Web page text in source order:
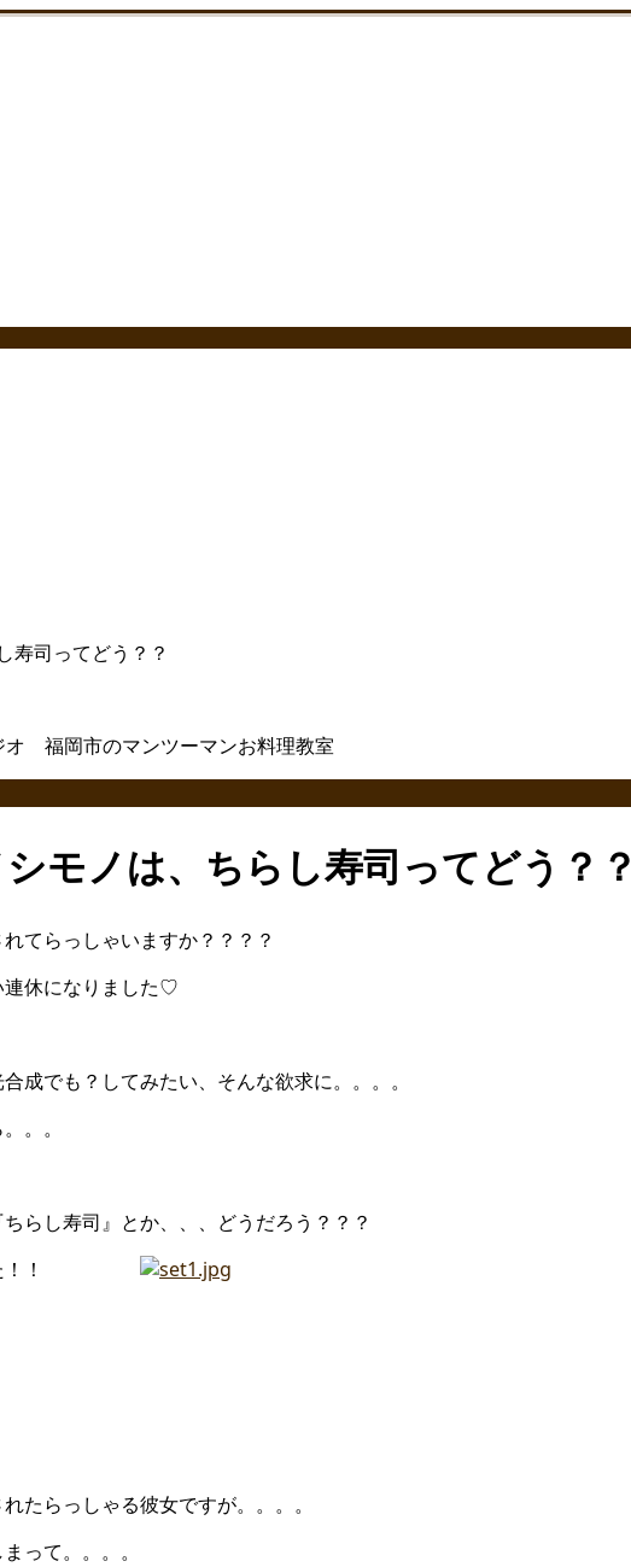
寿司ってどう？？
シモノは、ちらし寿司ってどう？？
てらっしゃいますか？？？？
連休になりました♡
成でも？してみたい、そんな欲求に。。。。
。。
らし寿司』とか、、、どうだろう？？？
ました！！
たらっしゃる彼女ですが。。。。
って。。。。